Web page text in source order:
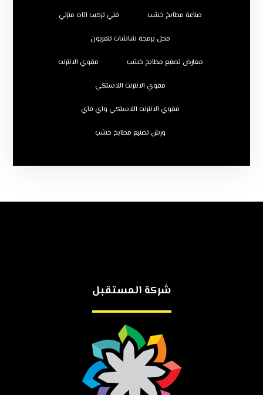
صناعة مطابخ خشب فني تركيب اثاث منزلي
محل برمجة شاشات تلفزيون
معارض تصنيع مطابخ خشب مقوي الانترنت
مقوي الانترنت اللاسلكي
مقوي الانترنت اللاسلكي واي فاي
ورش تصنيع مطابخ خشب
شركة المستقبل